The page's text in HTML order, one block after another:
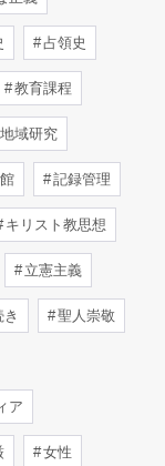
占領史
教育課程
域研究
記録管理
キリスト教思想
立憲主義
聖人崇敬
ア
女性